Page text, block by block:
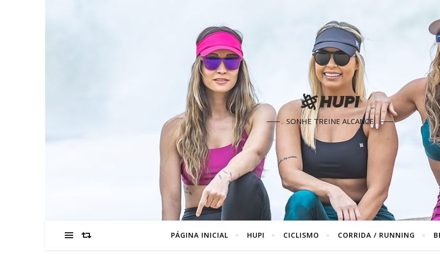
SONHE TREINE ALCANCE
PÁGINA INICIAL HUPI CICLISMO CORRIDA / RUNNING